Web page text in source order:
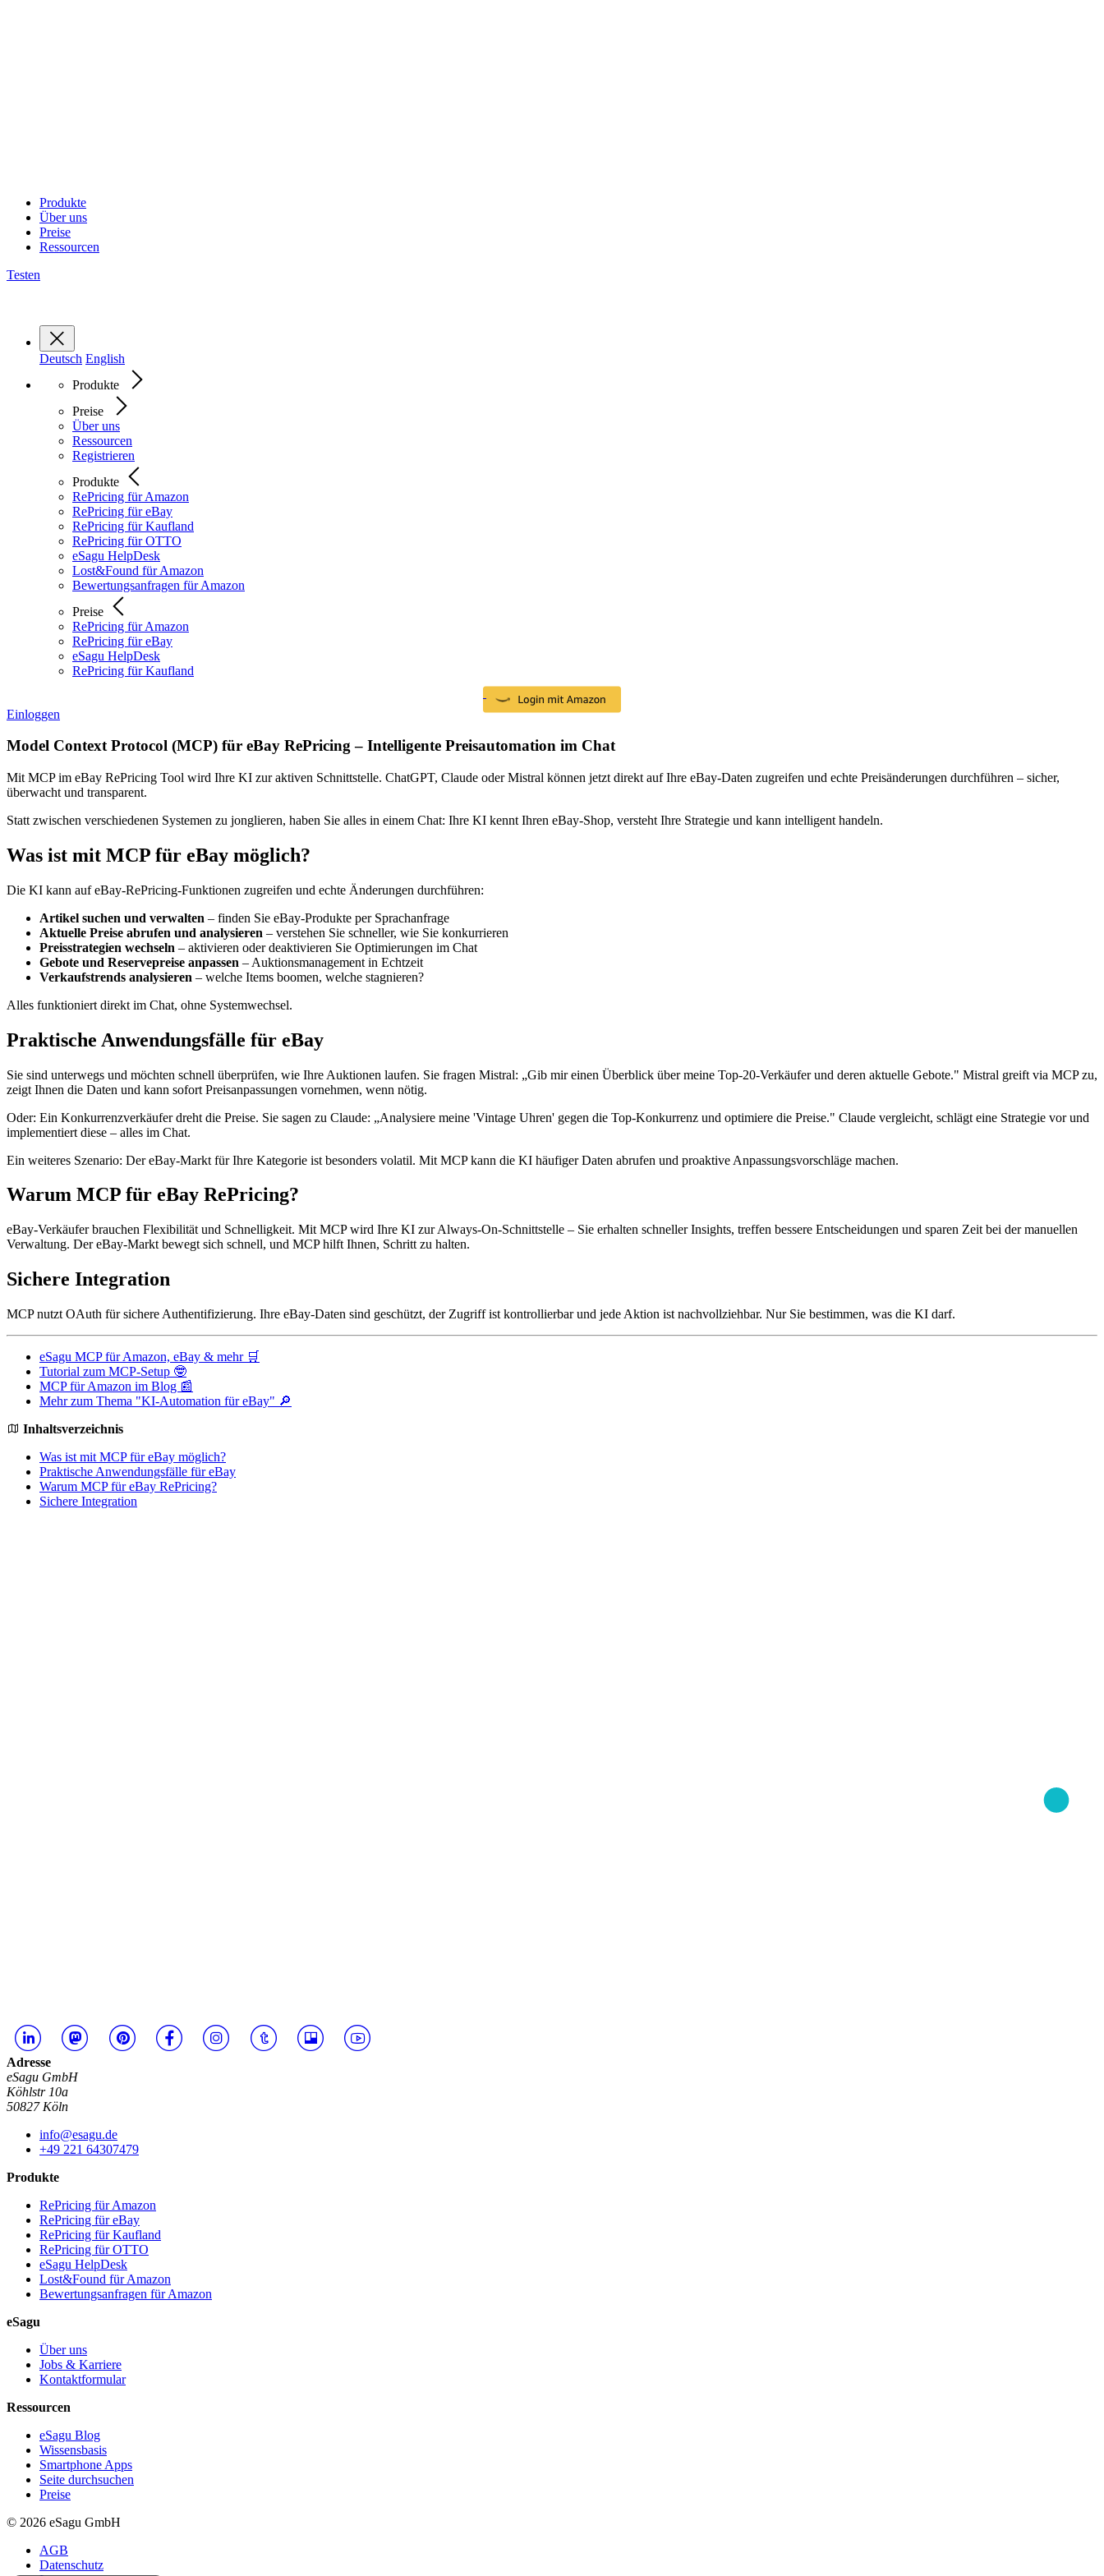
Produkte
Über uns
Preise
Ressourcen
Testen
Deutsch English
Produkte
Preise
Über uns
Ressourcen
Registrieren
Produkte
RePricing für Amazon
RePricing für eBay
RePricing für Kaufland
RePricing für OTTO
eSagu HelpDesk
Lost&Found für Amazon
Bewertungsanfragen für Amazon
Preise
RePricing für Amazon
RePricing für eBay
eSagu HelpDesk
RePricing für Kaufland
Einloggen
Model Context Protocol (MCP) für eBay RePricing – Intelligente Preisautomation im Chat
Mit MCP im eBay RePricing Tool wird Ihre KI zur aktiven Schnittstelle. ChatGPT, Claude oder Mistral können jetzt direkt auf Ihre eBay-Daten zugreifen und echte Preisänderungen durchführen – sicher,
überwacht und transparent.
Statt zwischen verschiedenen Systemen zu jonglieren, haben Sie alles in einem Chat: Ihre KI kennt Ihren eBay-Shop, versteht Ihre Strategie und kann intelligent handeln.
Was ist mit MCP für eBay möglich?
Die KI kann auf eBay-RePricing-Funktionen zugreifen und echte Änderungen durchführen:
Artikel suchen und verwalten – finden Sie eBay-Produkte per Sprachanfrage
Aktuelle Preise abrufen und analysieren – verstehen Sie schneller, wie Sie konkurrieren
Preisstrategien wechseln – aktivieren oder deaktivieren Sie Optimierungen im Chat
Gebote und Reservepreise anpassen – Auktionsmanagement in Echtzeit
Verkaufstrends analysieren – welche Items boomen, welche stagnieren?
Alles funktioniert direkt im Chat, ohne Systemwechsel.
Praktische Anwendungsfälle für eBay
Sie sind unterwegs und möchten schnell überprüfen, wie Ihre Auktionen laufen. Sie fragen Mistral: „Gib mir einen Überblick über meine Top-20-Verkäufer und deren aktuelle Gebote." Mistral greift via MCP zu,
zeigt Ihnen die Daten und kann sofort Preisanpassungen vornehmen, wenn nötig.
Oder: Ein Konkurrenzverkäufer dreht die Preise. Sie sagen zu Claude: „Analysiere meine 'Vintage Uhren' gegen die Top-Konkurrenz und optimiere die Preise." Claude vergleicht, schlägt eine Strategie vor und
implementiert diese – alles im Chat.
Ein weiteres Szenario: Der eBay-Markt für Ihre Kategorie ist besonders volatil. Mit MCP kann die KI häufiger Daten abrufen und proaktive Anpassungsvorschläge machen.
Warum MCP für eBay RePricing?
eBay-Verkäufer brauchen Flexibilität und Schnelligkeit. Mit MCP wird Ihre KI zur Always-On-Schnittstelle – Sie erhalten schneller Insights, treffen bessere Entscheidungen und sparen Zeit bei der manuellen
Verwaltung. Der eBay-Markt bewegt sich schnell, und MCP hilft Ihnen, Schritt zu halten.
Sichere Integration
MCP nutzt OAuth für sichere Authentifizierung. Ihre eBay-Daten sind geschützt, der Zugriff ist kontrollierbar und jede Aktion ist nachvollziehbar. Nur Sie bestimmen, was die KI darf.
eSagu MCP für Amazon, eBay & mehr 🛒
Tutorial zum MCP-Setup 🤓
MCP für Amazon im Blog 📰
Mehr zum Thema "KI-Automation für eBay" 🔎
Inhaltsverzeichnis
Was ist mit MCP für eBay möglich?
Praktische Anwendungsfälle für eBay
Warum MCP für eBay RePricing?
Sichere Integration
Adresse
eSagu GmbH
Köhlstr 10a
50827 Köln
info@esagu.de
+49 221 64307479
Produkte
RePricing für Amazon
RePricing für eBay
RePricing für Kaufland
RePricing für OTTO
eSagu HelpDesk
Lost&Found für Amazon
Bewertungsanfragen für Amazon
eSagu
Über uns
Jobs & Karriere
Kontaktformular
Ressourcen
eSagu Blog
Wissensbasis
Smartphone Apps
Seite durchsuchen
Preise
© 2026 eSagu GmbH
AGB
Datenschutz